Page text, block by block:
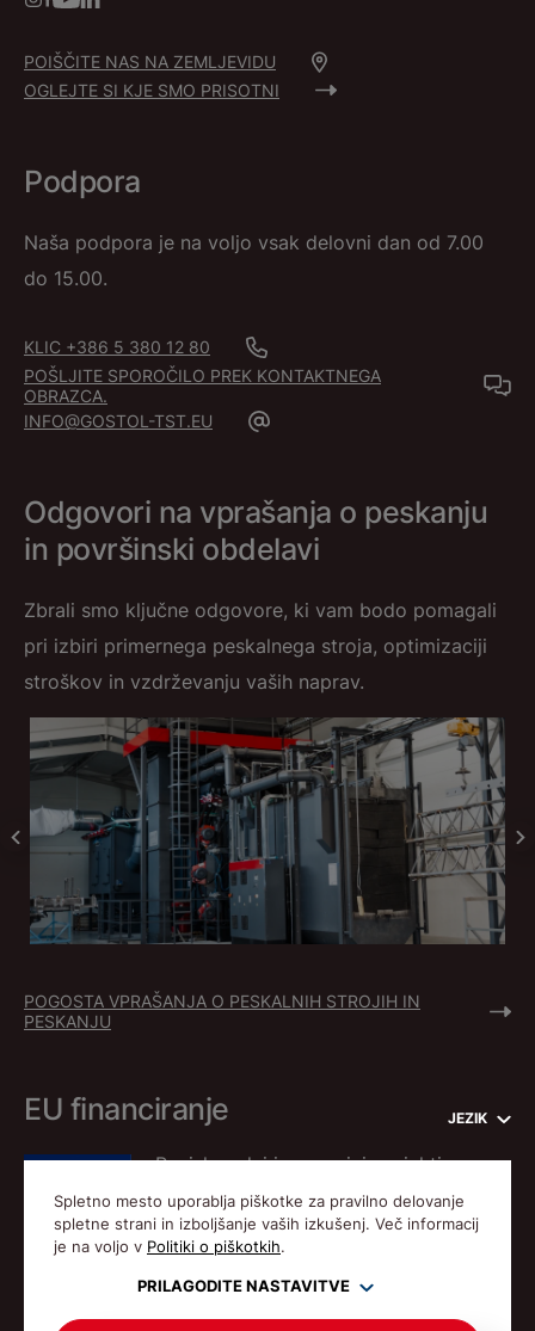
JEZIK
Spletno mesto uporablja piškotke za pravilno delovanje
spletne strani in izboljšanje vaših izkušenj. Več informacij
je na voljo v Politiki o piškotkih.
PRILAGODITE NASTAVITVE
POIŠČITE NAS NA ZEMLJEVIDU
OGLEJTE SI KJE SMO PRISOTNI
Podpora
Naša podpora je na voljo vsak delovni dan od 7.00
do 15.00.
KLIC +386 5 380 12 80
POŠLJITE SPOROČILO PREK KONTAKTNEGA
OBRAZCA.
INFO@GOSTOL-TST.EU
Odgovori na vprašanja o peskanju
in površinski obdelavi
Zbrali smo ključne odgovore, ki vam bodo pomagali
pri izbiri primernega peskalnega stroja, optimizaciji
stroškov in vzdrževanju vaših naprav.
POGOSTA VPRAŠANJA O PESKALNIH STROJIH IN
PESKANJU
EU financiranje
Raziskovalni in razvojni projekti,
PREBERI VEČ
© Gostol TST 1992-2026 Vse pravice pridržane.